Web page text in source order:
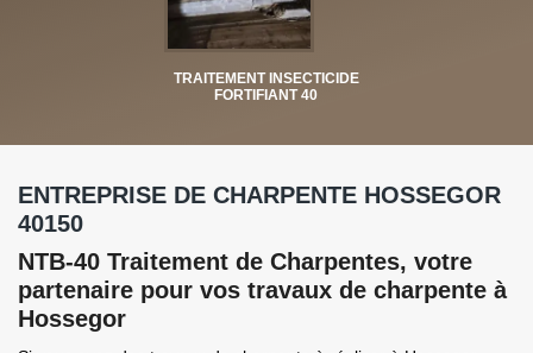
TRAITEMENT INSECTICIDE
FORTIFIANT 40
ENTREPRISE DE CHARPENTE HOSSEGOR
40150
NTB-40 Traitement de Charpentes, votre
partenaire pour vos travaux de charpente à
Hossegor